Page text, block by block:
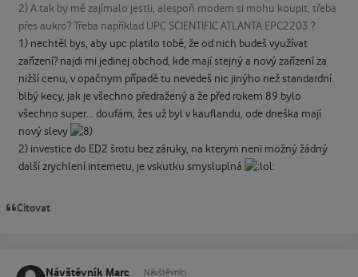
2) A tak by mě zajímalo jestli, alespoň modem si mohu koupit, třeba
přes aukro? Třeba například UPC SCIENTIFIC ATLANTA EPC2203 ?
1) nechtěl bys, aby upc platilo tobě, že od nich budeš využívat
zařízení? najdi mi jedinej obchod, kde mají stejný a nový zařízení za
nižší cenu, v opačnym případě tu nevedeš nic jinýho než standardní
blbý kecy, jak je všechno předražený a že před rokem 89 bylo
všechno super... doufám, žes už byl v kauflandu, ode dneška mají
nový slevy
2) investice do ED2 šrotu bez záruky, na kterym neni možný žádný
další zrychlení internetu, je vskutku smysluplná
Citovat
Návštěvník Marc Návštěvníci